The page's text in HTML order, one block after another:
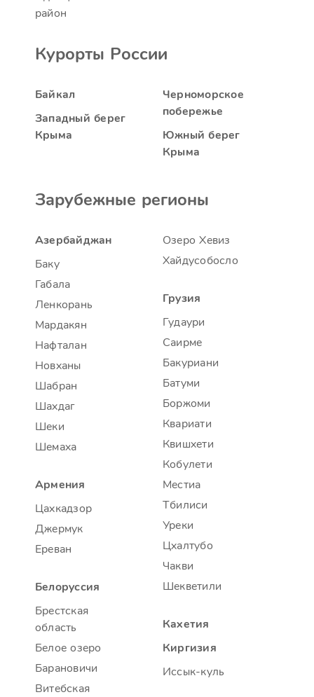
район
Курорты России
Байкал
Западный берег
Крыма
Черноморское
побережье
Южный берег
Крыма
Зарубежные регионы
Азербайджан
Баку
Габала
Ленкорань
Мардакян
Нафталан
Новханы
Шабран
Шахдаг
Шеки
Шемаха
Армения
Цахкадзор
Джермук
Ереван
Белоруссия
Брестская
область
Белое озеро
Барановичи
Витебская
Озеро Хевиз
Хайдусобосло
Грузия
Гудаури
Саирме
Бакуриани
Батуми
Боржоми
Квариати
Квишхети
Кобулети
Местиа
Тбилиси
Уреки
Цхалтубо
Чакви
Шекветили
Кахетия
Киргизия
Иссык-куль